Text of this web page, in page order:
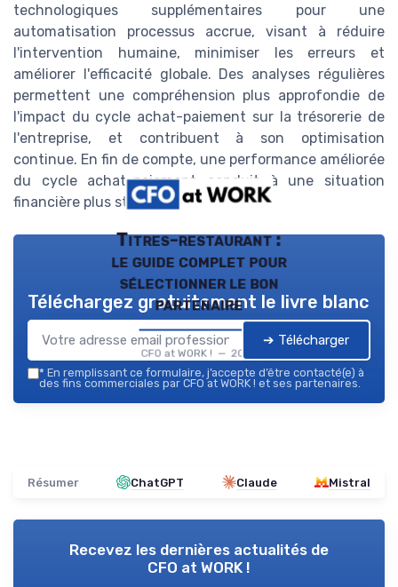
technologiques supplémentaires pour une
automatisation processus accrue, visant à réduire
l'intervention humaine, minimiser les erreurs et
améliorer l'efficacité globale. Des analyses régulières
permettent une compréhension plus approfondie de
l'impact du cycle achat-paiement sur la trésorerie de
l'entreprise, et contribuent à son optimisation
continue. En fin de compte, une performance améliorée
du cycle achat-paiement conduit à une situation
financière plus stable et prévisible.
Titres-restaurant :
le guide complet pour
sélectionner le bon
partenaire
CFO at WORK ! — 2026
Téléchargez gratuitement le livre blanc
➔ Télécharger
* En remplissant ce formulaire, j’accepte d’être contacté(e) à
des fins commerciales par CFO at WORK ! et ses partenaires.
Résumer ChatGPT Claude Mistral
Recevez les dernières actualités de
CFO at WORK !